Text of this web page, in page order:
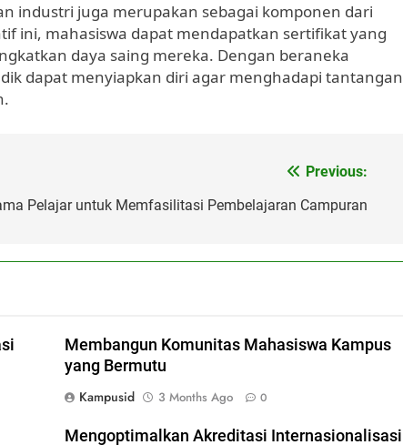
industri juga merupakan sebagai komponen dari
ini, mahasiswa dapat mendapatkan sertifikat yang
daya saing mereka. Dengan beraneka
dapat menyiapkan diri agar menghadapi tantangan
Previous:
Pelajar untuk Memfasilitasi Pembelajaran Campuran
Membangun Komunitas Mahasiswa Kampus
yang Bermutu
Kampusid
3 Months Ago 0
Mengoptimalkan Akreditasi Internasionalisasi